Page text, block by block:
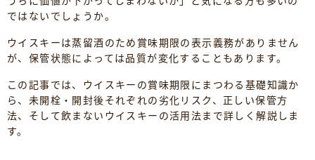
ではないでしょうか。
ウイスキーは蒸留酒のため賞味期限の表示義務がありません
が、保管状態によっては品質が変化することもあります。
この記事では、ウイスキーの賞味期限にまつわる基礎知識か
ら、未開栓・開封後それぞれの劣化リスク、正しい保管方
法、そして飲まないウイスキーの活用法まで詳しく解説しま
す。